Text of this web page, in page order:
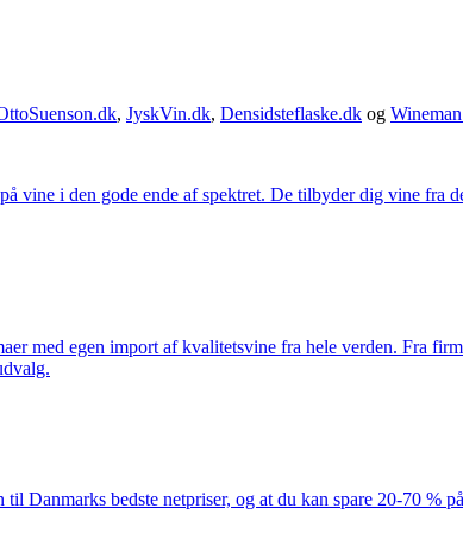
, JyskVin.dk, Densidsteflaske.dk og
vine i den gode ende af spektret. De tilbyder dig vine fra
med egen import af kvalitetsvine fra hele verden. Fra
Danmarks bedste netpriser, og at du kan spare 20-70 %